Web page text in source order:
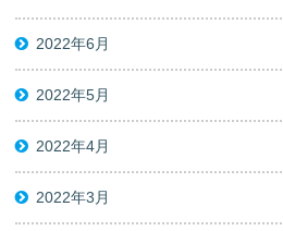
2022年6月
2022年5月
2022年4月
2022年3月